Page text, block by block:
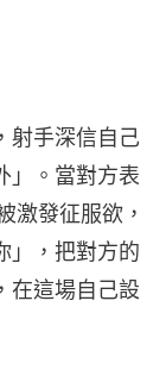
射手深信自己
」。當對方表
激發征服欲，
」，把對方的
在這場自己設